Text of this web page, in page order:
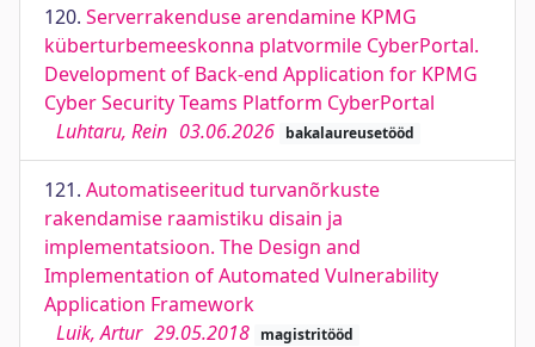
120. Serverrakenduse arendamine KPMG
küberturbemeeskonna platvormile CyberPortal.
Development of Back-end Application for KPMG
Cyber Security Teams Platform CyberPortal
Luhtaru, Rein 03.06.2026 bakalaureusetööd
121. Automatiseeritud turvanõrkuste
rakendamise raamistiku disain ja
implementatsioon. The Design and
Implementation of Automated Vulnerability
Application Framework
Luik, Artur 29.05.2018 magistritööd